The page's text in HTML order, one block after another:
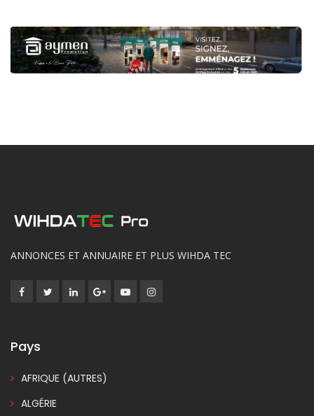
ANNONCES ET ANNUAIRE ET PLUS WIHDA TEC
Pays
AFRIQUE (AUTRES)
ALGÉRIE